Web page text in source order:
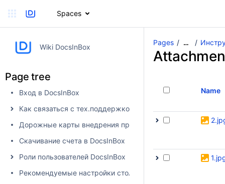
Spaces
Wiki DocsInBox
Page tree
Вход в DocsInBox
Как связаться с тех.поддержкой
Дорожные карты внедрения продуктов
Скачивание счета в DocsInBox
Роли пользователей DocsInBox
Рекомендуемые настройки столбцов
Pages …
Name